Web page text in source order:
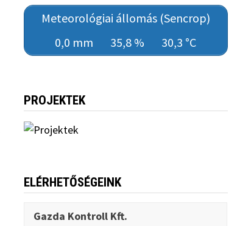
Meteorológiai állomás (Sencrop)
0,0 mm
35,8 % 30,3 °C
PROJEKTEK
ELÉRHETŐSÉGEINK
Gazda Kontroll Kft.